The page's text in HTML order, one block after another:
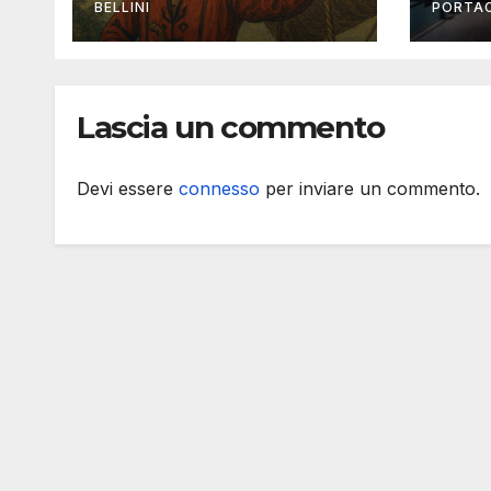
ed ultima parte)
BELLINI
Lascia un commento
Devi essere connesso per inviare un commento.